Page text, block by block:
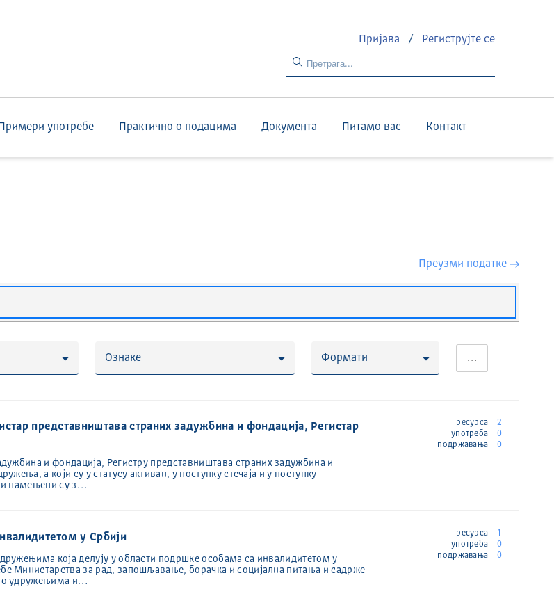
Пријава / Региструјте се
Примери употребе Практично о подацима Документа Питамо вас Контакт
Преузми податкe
Ознаке Формати …
представништава страних задужбина и фондација, Регистар
и фондација, Регистру представништава страних задужбина и
а који су у статусу активан, у поступку стечаја и у поступку
и намењени су з…
ресурса
2
употреба
0
подржавања
0
у Србији
која делују у области подршке особама са инвалидитетом у
Министарства за рад, запошљавање, борачка и социјална питања и садрже
о удружењима и…
ресурса
1
употреба
0
подржавања
0